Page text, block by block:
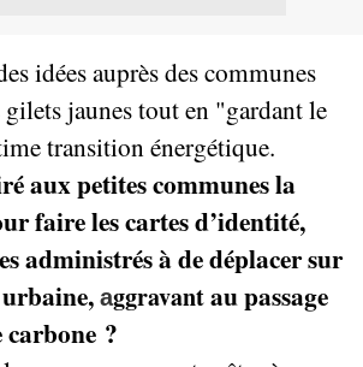
idées auprès des communes
jaunes tout en "gardant le
transition énergétique.
aux petites communes la
faire les cartes d’identité,
administrés à de déplacer sur
aggravantau passage
?